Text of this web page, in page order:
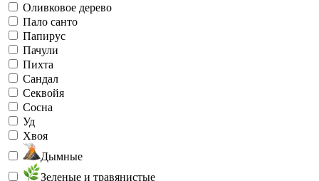
Оливковое дерево
Пало санто
Папирус
Пачули
Пихта
Сандал
Секвойя
Сосна
Уд
Хвоя
Дымные
Зеленые и травянистые